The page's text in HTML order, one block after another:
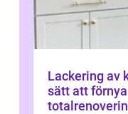
Lackering av
sätt att